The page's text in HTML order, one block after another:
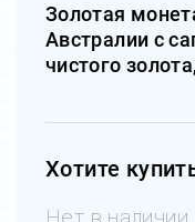
Золотая
Австралии с
чистого
Хотите
Нет в наличии